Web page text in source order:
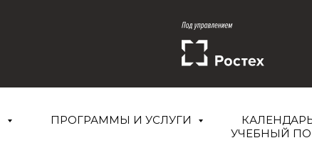
ПРОГРАММЫ И УСЛУГИ
УЧЕБНЫЙ